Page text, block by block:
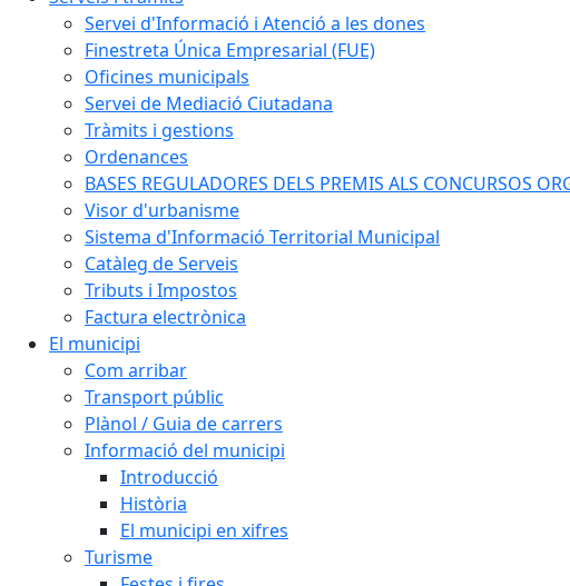
Servei d'Informació i Atenció a les dones
Finestreta Única Empresarial (FUE)
Oficines municipals
Servei de Mediació Ciutadana
Tràmits i gestions
Ordenances
BASES REGULADORES DELS PREMIS ALS CONCURSOS
Visor d'urbanisme
Sistema d'Informació Territorial Municipal
Catàleg de Serveis
Tributs i Impostos
Factura electrònica
El municipi
Com arribar
Transport públic
Plànol / Guia de carrers
Informació del municipi
Introducció
Història
El municipi en xifres
Turisme